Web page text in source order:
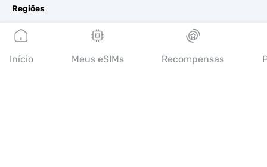
Regiões
eSIM para Europa
eSIM para Ásia
eSIM para Américas
Início Meus eSIMs Recompensas